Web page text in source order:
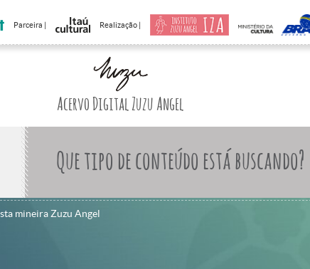
Parceira | Realização |
Acervo Digital Zuzu Angel
Que tipo de conteúdo está buscando?
mineira Zuzu Angel